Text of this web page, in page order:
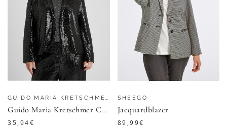
Guido Maria Kretschmer Curvy Blazer Daphne
35,94€
SHEEGO
Jacquardblazer
89,99€